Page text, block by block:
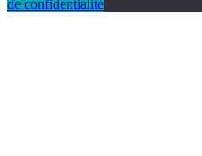
de confidentialité